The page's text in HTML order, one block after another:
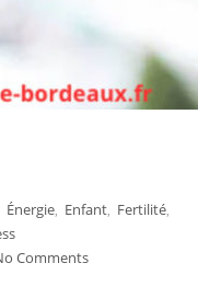
Énergie Enfant Fertilité
Comments